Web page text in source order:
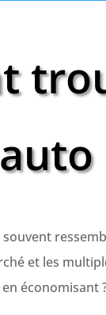
et les
économisant